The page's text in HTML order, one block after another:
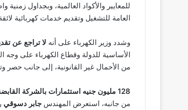
للمعايير والأكواد العالمية، وبجداول
العامة للتشغيل وتقديم خدمات كهربائية
وشدد وزير الكهرباء على أنه لا تراجع عن
الأساسية للدولة وقطاع الكهرباء على
من الأحمال غير القانونية، إلى جانب حصر
128 مليون جنيه استثمارات بالشركة القابضة
من جانبه، استعرض المهندس جابر دسوقي